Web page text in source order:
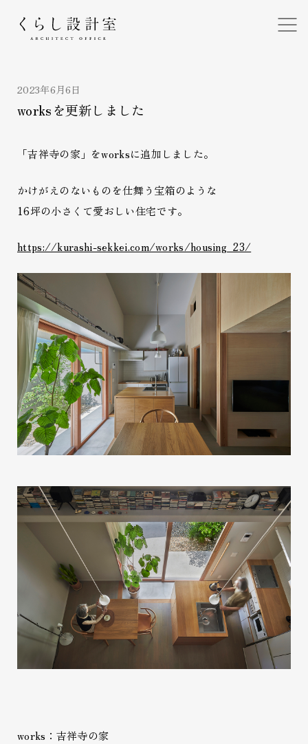
2023年6月6日
worksを更新しました
「吉祥寺の家」をworksに追加しました。
かけがえのないものを仕舞う宝箱のような
16坪の小さくて愛おしい住宅です。
https://kurashi-sekkei.com/works/housing_23/
works：吉祥寺の家